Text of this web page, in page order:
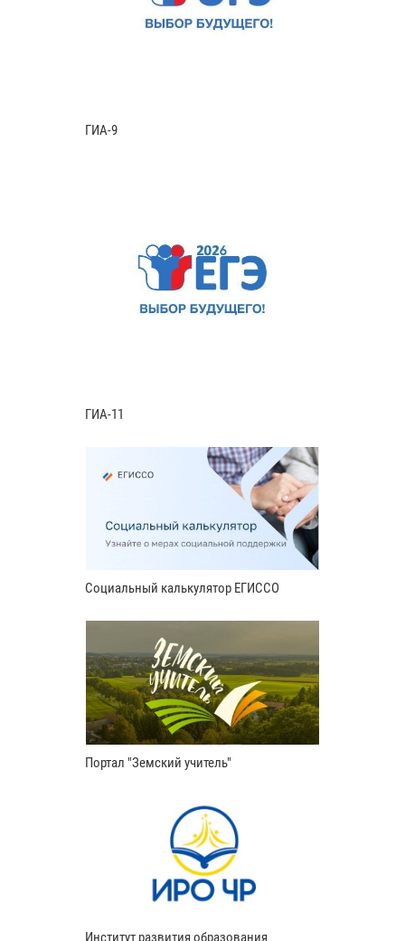
ГИА-9
ГИА-11
Социальный калькулятор ЕГИССО
Портал "Земский учитель"
Институт развития образования